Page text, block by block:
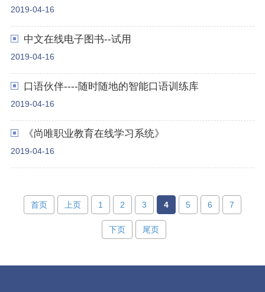
2019-04-16
中文在线电子图书--试用
2019-04-16
口语伙伴----随时随地的智能口语训练库
2019-04-16
《尚唯职业教育在线学习系统》
2019-04-16
首页 上页 1 2 3 4 5 6 7
下页 尾页